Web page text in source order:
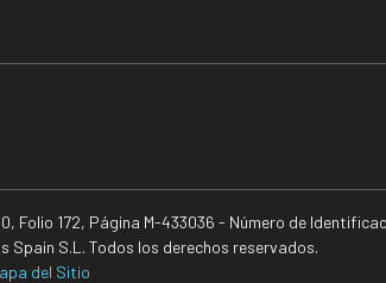
Folio 172, Página M-433036 - Número de
Spain S.L. Todos los derechos reservados.
del Sitio